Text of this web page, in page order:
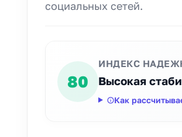
социальных сетей.
80
ИНДЕКС
Высокая
Как